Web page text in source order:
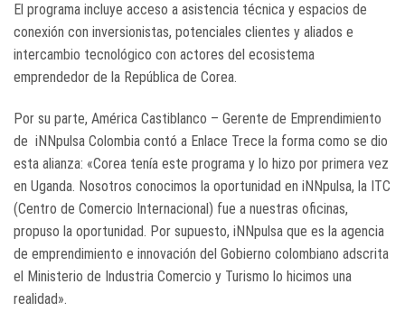
El programa incluye acceso a asistencia técnica y espacios de
conexión con inversionistas, potenciales clientes y aliados e
intercambio tecnológico con actores del ecosistema
emprendedor de la República de Corea.
Por su parte, América Castiblanco – Gerente de Emprendimiento
de iNNpulsa Colombia contó a Enlace Trece la forma como se dio
esta alianza: «Corea tenía este programa y lo hizo por primera vez
en Uganda. Nosotros conocimos la oportunidad en iNNpulsa, la ITC
(Centro de Comercio Internacional) fue a nuestras oficinas,
propuso la oportunidad. Por supuesto, iNNpulsa que es la agencia
de emprendimiento e innovación del Gobierno colombiano adscrita
el Ministerio de Industria Comercio y Turismo lo hicimos una
realidad».